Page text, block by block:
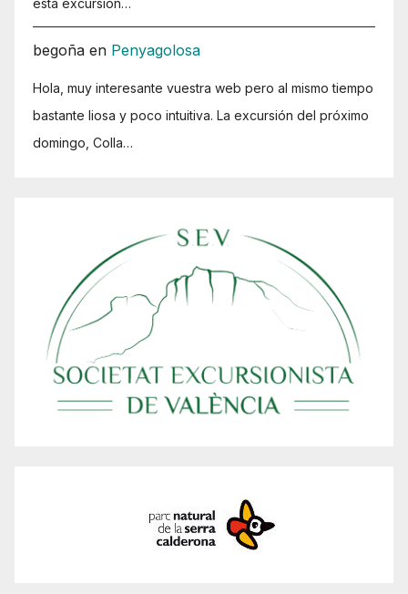
begoña en Penyagolosa
Hola, muy interesante vuestra web pero al mismo tiempo
bastante liosa y poco intuitiva. La excursión del próximo
domingo, Colla…